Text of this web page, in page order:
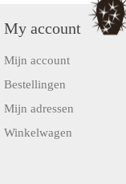
My account
Mijn account
Bestellingen
Mijn adressen
Winkelwagen